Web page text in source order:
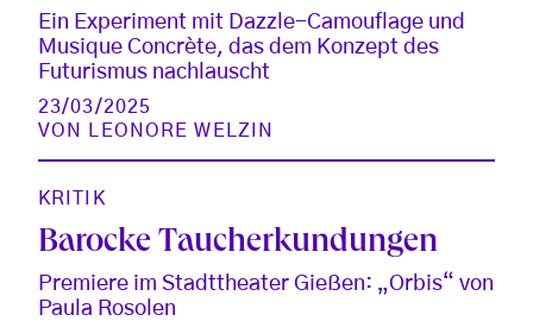
Ein Experiment mit Dazzle-Camouflage und
Musique Concrète, das dem Konzept des
Futurismus nachlauscht
23/03/2025
VON
LEONORE WELZIN
KRITIK
Barocke Taucherkundungen
Premiere im Stadttheater Gießen: „Orbis“ von
Paula Rosolen